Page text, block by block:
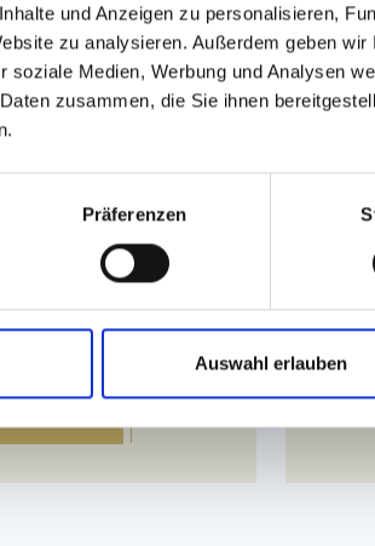
und Anzeigen zu personalisieren,
zu analysieren. Außerdem geben
soziale Medien, Werbung und Analysen
zusammen, die Sie ihnen
Präferenzen
Auswahl erlauben